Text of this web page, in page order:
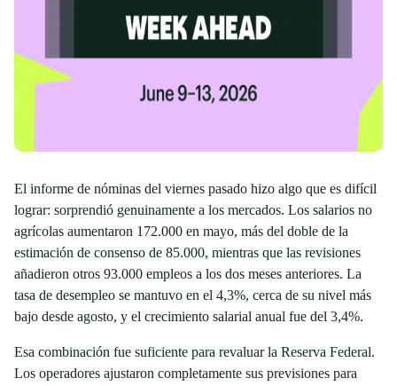
El informe de nóminas del viernes pasado hizo algo que es difícil
lograr: sorprendió genuinamente a los mercados. Los salarios no
agrícolas aumentaron 172.000 en mayo, más del doble de la
estimación de consenso de 85.000, mientras que las revisiones
añadieron otros 93.000 empleos a los dos meses anteriores. La
tasa de desempleo se mantuvo en el 4,3%, cerca de su nivel más
bajo desde agosto, y el crecimiento salarial anual fue del 3,4%.
Esa combinación fue suficiente para revaluar la Reserva Federal.
Los operadores ajustaron completamente sus previsiones para